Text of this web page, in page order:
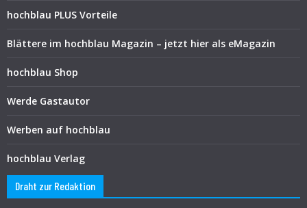
hochblau PLUS Vorteile
Blättere im hochblau Magazin – jetzt hier als eMagazin
hochblau Shop
Werde Gastautor
Werben auf hochblau
hochblau Verlag
Draht zur Redaktion